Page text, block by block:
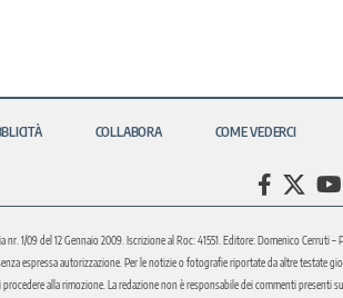
COLLABORA COME VEDERCI
1/09 del 12 Gennaio 2009. Iscrizione al Roc: 41551. Editore: Domenico
espressa autorizzazione. Per le notizie o fotografie riportate da altre
alla rimozione. La redazione non è responsabile dei commenti